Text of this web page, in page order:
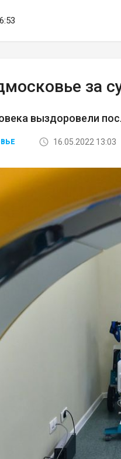
за
выздоровели
16.05.2022 13:03